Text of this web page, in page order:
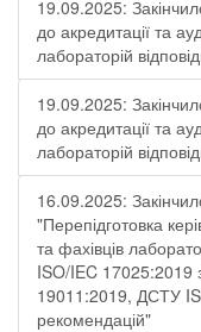
19.09.2025:
до акредитації та
лабораторій
19.09.2025:
до акредитації та
лабораторій
16.09.2025:
"Перепідготовка
та фахівців
ISO/IEC
19011:2019, ДСТУ
рекомендацій"